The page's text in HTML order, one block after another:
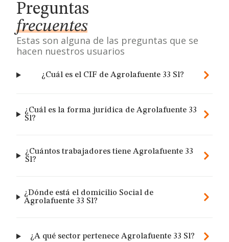
Preguntas
frecuentes
Estas son alguna de las preguntas que se
hacen nuestros usuarios
¿Cuál es el CIF de Agrolafuente 33 Sl?
¿Cuál es la forma jurídica de Agrolafuente 33
Sl?
¿Cuántos trabajadores tiene Agrolafuente 33
Sl?
¿Dónde está el domicilio Social de
Agrolafuente 33 Sl?
¿A qué sector pertenece Agrolafuente 33 Sl?